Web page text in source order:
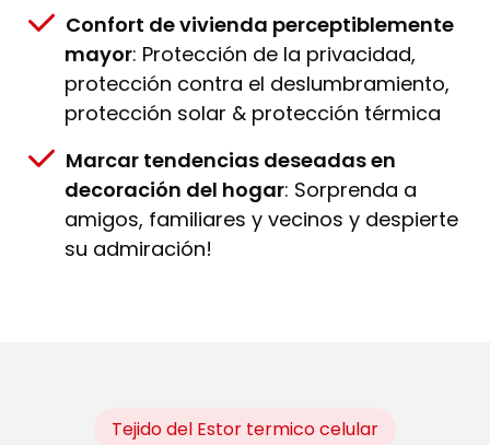
Confort de vivienda perceptiblemente
mayor: Protección de la privacidad,
protección contra el deslumbramiento,
protección solar & protección térmica
Marcar tendencias deseadas en
decoración del hogar: Sorprenda a
amigos, familiares y vecinos y despierte
su admiración!
Tejido del Estor termico celular